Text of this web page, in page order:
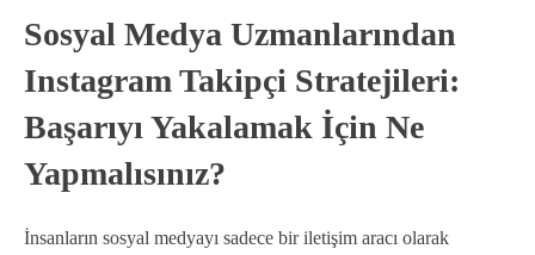
Sosyal Medya Uzmanlarından
Instagram Takipçi Stratejileri:
Başarıyı Yakalamak İçin Ne
Yapmalısınız?
İnsanların sosyal medyayı sadece bir iletişim aracı olarak